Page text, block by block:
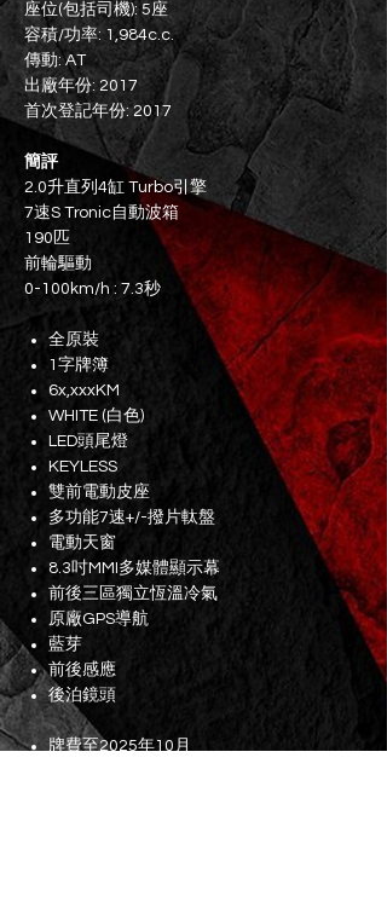
座位(包括司機): 5座
容積/功率: 1,984c.c.
傳動: AT
出廠年份: 2017
首次登記年份: 2017
簡評
2.0升直列4缸 Turbo引擎
7速S Tronic自動波箱
190匹
前輪驅動
0-100km/h : 7.3秒
全原裝
1字牌簿
6x,xxxKM
WHITE (白色)
LED頭尾燈
KEYLESS
雙前電動皮座
多功能7速+/-撥片軚盤
電動天窗
8.3吋MMI多媒體顯示幕
前後三區獨立恆溫冷氣
原廠GPS導航
藍芽
前後感應
後泊鏡頭
牌費至2025年10月